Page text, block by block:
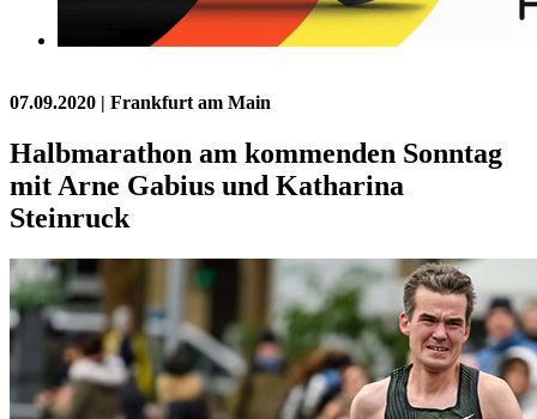
07.09.2020 | Frankfurt am Main
Halbmarathon am kommenden Sonntag
mit Arne Gabius und Katharina
Steinruck